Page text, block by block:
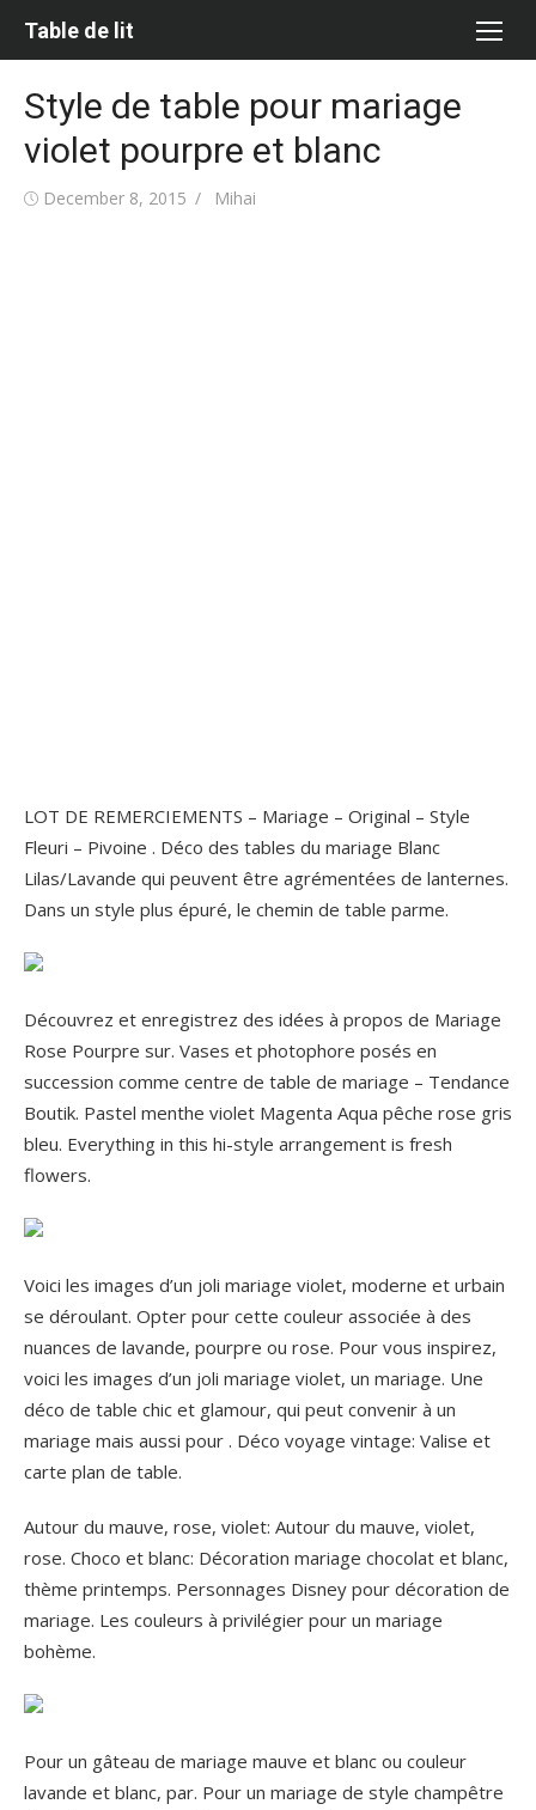
Table de lit
Style de table pour mariage
violet pourpre et blanc
Posted
December 8, 2015 Author
Mihai
LOT DE REMERCIEMENTS – Mariage – Original – Style
Fleuri – Pivoine . Déco des tables du mariage Blanc
Lilas/Lavande qui peuvent être agrémentées de lanternes.
Dans un style plus épuré, le chemin de table parme.
Découvrez et enregistrez des idées à propos de Mariage
Rose Pourpre sur. Vases et photophore posés en
succession comme centre de table de mariage – Tendance
Boutik. Pastel menthe violet Magenta Aqua pêche rose gris
bleu. Everything in this hi-style arrangement is fresh
flowers.
Voici les images d’un joli mariage violet, moderne et urbain
se déroulant. Opter pour cette couleur associée à des
nuances de lavande, pourpre ou rose. Pour vous inspirez,
voici les images d’un joli mariage violet, un mariage. Une
déco de table chic et glamour, qui peut convenir à un
mariage mais aussi pour . Déco voyage vintage: Valise et
carte plan de table.
Autour du mauve, rose, violet: Autour du mauve, violet,
rose. Choco et blanc: Décoration mariage chocolat et blanc,
thème printemps. Personnages Disney pour décoration de
mariage. Les couleurs à privilégier pour un mariage
bohème.
Pour un gâteau de mariage mauve et blanc ou couleur
lavande et blanc, par. Pour un mariage de style champêtre